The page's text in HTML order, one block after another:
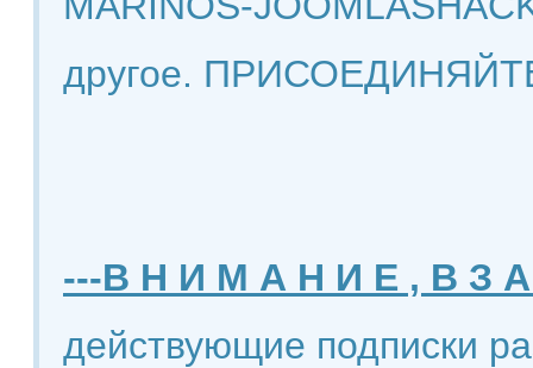
другое.
---В Н И М А Н И Е , В З
действующие подписки